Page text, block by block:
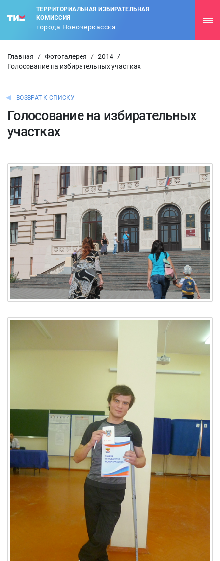
ТЕРРИТОРИАЛЬНАЯ ИЗБИРАТЕЛЬНАЯ
КОМИССИЯ
города Новочеркасска
Главная / Фотогалерея / 2014 /
Голосование на избирательных участках
ВОЗВРАТ К СПИСКУ
Голосование на избирательных
участках